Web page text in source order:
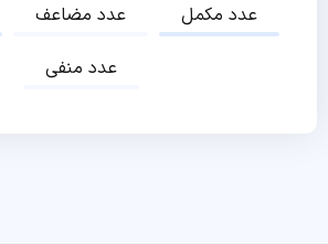
عدد مضاعف
عدد مکمل
عدد منفی